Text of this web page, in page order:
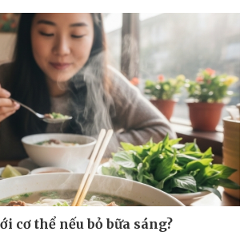
Hậu trường
cơ thể nếu bỏ bữa sáng?